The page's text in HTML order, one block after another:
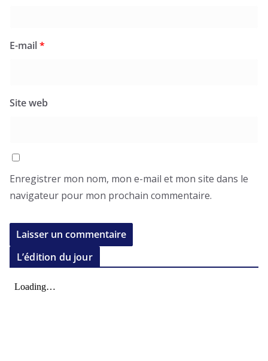
E-mail*
Site web
Enregistrer mon nom, mon e-mail et mon site dans le
navigateur pour mon prochain commentaire.
L’édition du jour